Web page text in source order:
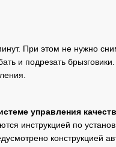
При этом не нужно
и подрезать
управления
инструкцией по
конструкцией